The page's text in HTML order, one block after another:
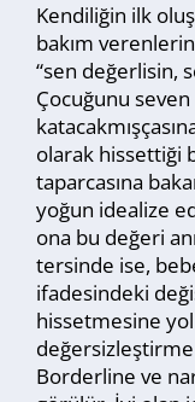
Kendiliğin ilk
bakım
“sen değerlisin,
Çocuğunu
olarak hissettiği
taparcasına
yoğun idealize
ona bu değeri
tersinde ise,
ifadesindeki
hissetmesine
değersizleştirme
Borderline ve